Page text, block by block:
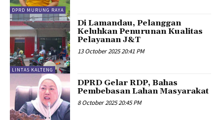
DPRD MURUNG RAYA
LINTAS KALTENG
Di Lamandau, Pelanggan
Keluhkan Penurunan Kualitas
Pelayanan J&T
13 October 2025 20:41 PM
DPRD Gelar RDP, Bahas
Pembebasan Lahan Masyarakat
8 October 2025 20:45 PM